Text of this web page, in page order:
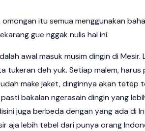
itu semua menggunakan
gue nggak nulis hal ini.
awal masuk musim dingin di
tukeran deh yuk. Setiap malem,
make jaket, dinginnya akan tetep
pasti bakalan ngerasain dingin yang
juga berbeda dengan yang ada di
aja lebih tebel dari punya orang